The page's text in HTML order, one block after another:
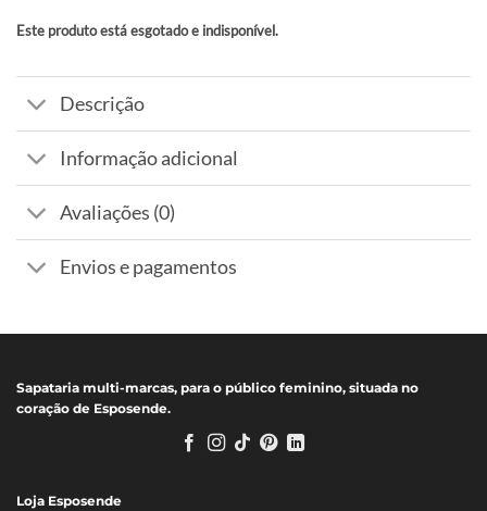
Este produto está esgotado e indisponível.
Alternative:
Descrição
Informação adicional
Avaliações (0)
Envios e pagamentos
Sapataria multi-marcas, para o público feminino, situada no
coração de Esposende.
Loja Esposende